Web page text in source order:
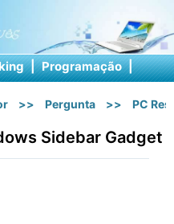
| Programação |
>> Pergunta >> PC
Sidebar Gadget